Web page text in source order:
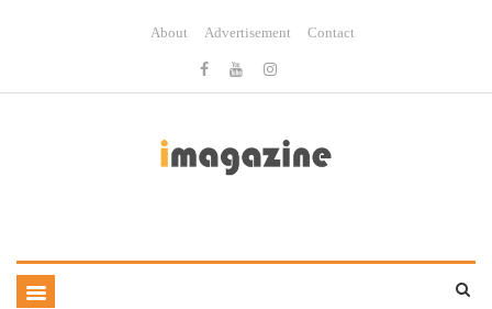
About Advertisement Contact